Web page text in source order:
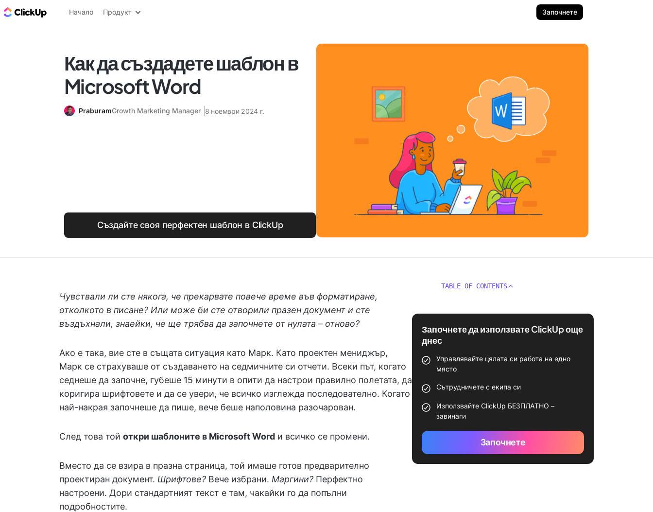
ClickUp блог
Начало Продукт Започнете
Как да създадете шаблон в
Microsoft Word
PraburamGrowth Marketing Manager 8 ноември 2024 г.
Създайте своя перфектен шаблон в ClickUp
Чувствали ли сте някога, че прекарвате повече време във форматиране,
отколкото в писане? Или може би сте отворили празен документ и сте
въздъхнали, знаейки, че ще трябва да започнете от нулата – отново?
Ако е така, вие сте в същата ситуация като Марк. Като проектен мениджър,
Марк се страхуваше от създаването на седмичните си отчети. Всеки път, когато
седнеше да започне, губеше 15 минути в опити да настрои правилно полетата, да
коригира шрифтовете и да се увери, че всичко изглежда последователно. Когато
най-накрая започнеше да пише, вече беше наполовина разочарован.
След това той откри шаблоните в Microsoft Word и всичко се промени.
Вместо да се взира в празна страница, той имаше готов предварително
проектиран документ. Шрифтове? Вече избрани. Маргини? Перфектно
настроени. Дори стандартният текст е там, чакайки го да попълни
подробностите.
TABLE OF CONTENTS
Започнете да използвате ClickUp още
днес
Управлявайте цялата си работа на едно
място
Сътрудничете с екипа си
Използвайте ClickUp БЕЗПЛАТНО –
завинаги
Започнете